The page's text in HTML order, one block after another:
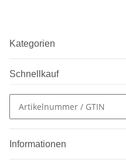
Kategorien
Schnellkauf
Informationen